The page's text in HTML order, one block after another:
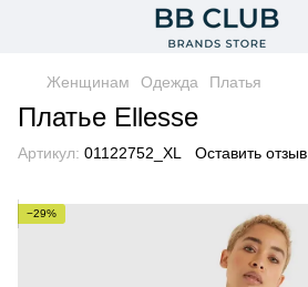
Женщинам Одежда Платья
Платье Ellesse
Артикул: 01122752_XL Оставить отзыв
−29%